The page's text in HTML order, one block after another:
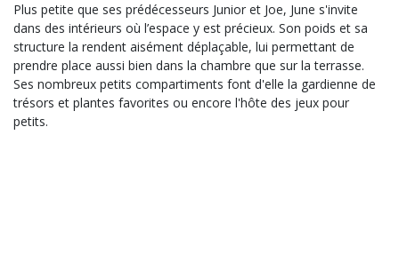
Plus petite que ses prédécesseurs Junior et Joe, June s'invite
dans des intérieurs où l’espace y est précieux. Son poids et sa
structure la rendent aisément déplaçable, lui permettant de
prendre place aussi bien dans la chambre que sur la terrasse.
Ses nombreux petits compartiments font d'elle la gardienne de
trésors et plantes favorites ou encore l'hôte des jeux pour
petits.